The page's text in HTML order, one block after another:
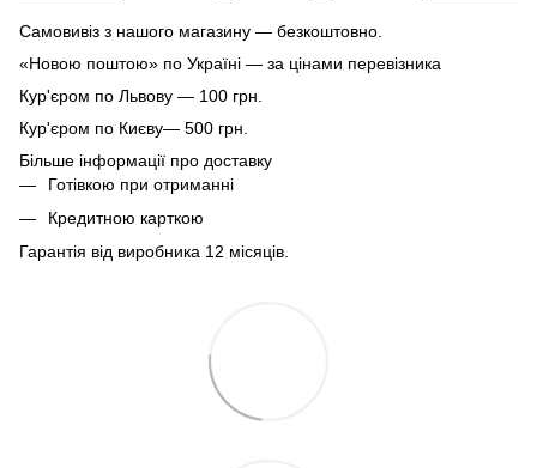
Самовивіз з нашого магазину — безкоштовно.
«Новою поштою» по Україні — за цінами перевізника
Кур'єром по Львову — 100 грн.
Кур'єром по Києву— 500 грн.
Більше інформації про доставку
Готівкою при отриманні
Кредитною карткою
Гарантія від виробника 12 місяців.